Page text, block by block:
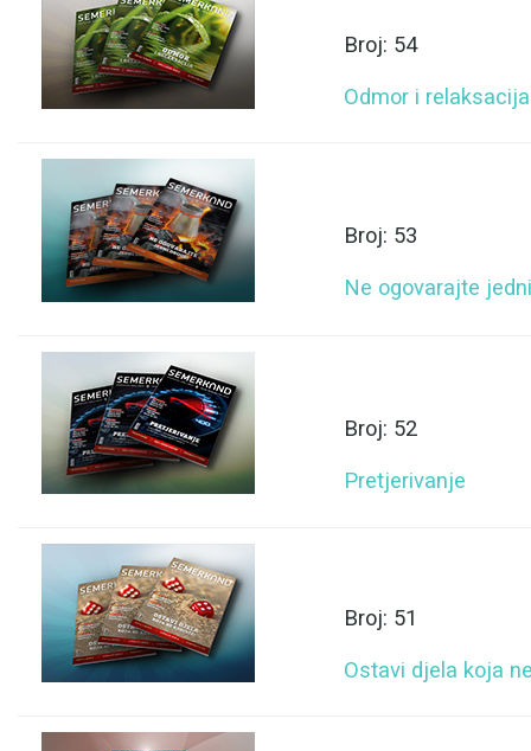
Broj: 54
Odmor i relaksacija
Broj: 53
Ne ogovarajte
Broj: 52
Pretjerivanje
Broj: 51
Ostavi djela koja